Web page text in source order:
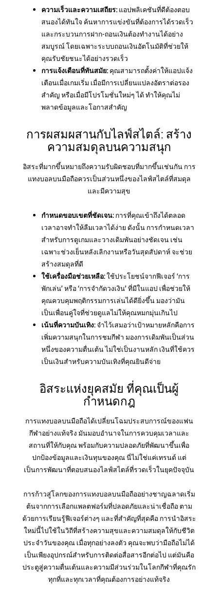
ความเร็วและความเสถียร: แอปพลิเคชันที่ดีต้องตอบ
สนองได้ทันใจ ค้นหาการแข่งขันที่ต้องการได้รวดเร็ว
และกระบวนการฝาก-ถอนเงินต้องทำงานได้อย่าง
สมบูรณ์ โดยเฉพาะระบบถอนเงินอัตโนมัติที่ช่วยให้
คุณรับชัยชนะได้อย่างรวดเร็ว
การแจ้งเตือนที่ทันสมัย: คุณสามารถตั้งค่าให้แอปแจ้ง
เตือนเมื่อเกมเริ่ม เมื่อมีการเปลี่ยนแปลงอัตราต่อรอง
สำคัญ หรือเมื่อมีโปรโมชั่นใหม่ๆ ได้ ทำให้คุณไม่
พลาดข้อมูลและโอกาสสำคัญ
การผสมผสานกับไลฟ์สไตล์: สร้าง
ความสมดุลบนความสนุก
อิสระที่มากขึ้นหมายถึงความรับผิดชอบที่มากขึ้นเช่นกัน การ
แทงบอลบนมือถือควรเป็นส่วนหนึ่งของไลฟ์สไตล์ที่สมดุล
และมีความสุข
กำหนดขอบเขตที่ชัดเจน: การที่คุณเข้าถึงได้ตลอด
เวลาอาจทำให้ลืมเวลาได้ง่าย ดังนั้น การกำหนดเวลา
สำหรับการดูเกมและวางเดิมพันอย่างชัดเจน เช่น
เฉพาะช่วงเย็นหลังเลิกงานหรือวันสุดสัปดาห์ จะช่วย
สร้างสมดุลที่ดี
ใช้เครื่องมือช่วยเหลือ:ใช้ประโยชน์จากฟีเจอร์ ‘การ
พักเล่น’ หรือ ‘การจำกัดวงเงิน’ ที่มีในแอป เพื่อช่วยให้
คุณควบคุมพฤติกรรมการเล่นได้ดียิ่งขึ้น มองว่ามัน
เป็นเพื่อนคู่ใจที่ช่วยดูแลไม่ให้คุณหมกมุ่นเกินไป
เน้นที่ความบันเทิง:จำไว้เสมอว่าเป้าหมายหลักคือการ
เพิ่มความสนุกในการชมกีฬา มองการเดิมพันเป็นส่วน
หนึ่งของความตื่นเต้น ไม่ใช่เป็นงานหลัก เงินที่ใช้ควร
เป็นเงินสำหรับความบันเทิงที่คุณยินดีจ่าย
อิสระแห่งยุคสมัย ที่คุณเป็นผู้
กำหนดกฎ
การแทงบอลบนมือถือได้เปลี่ยนโฉมประสบการณ์ของแฟน
กีฬาอย่างแท้จริง มันมอบอำนาจในการควบคุมเวลาและ
สถานที่ให้กับคุณ พร้อมกับความปลอดภัยที่พัฒนาขึ้นเพื่อ
ปกป้องข้อมูลและเงินทุนของคุณ นี่ไม่ใช่แค่เทรนด์ แต่
เป็นการพัฒนาที่ตอบสนองไลฟ์สไตล์ที่รวดเร็วในยุคปัจจุบัน
การก้าวสู่โลกของการแทงบอลบนมือถืออย่างชาญฉลาดเริ่ม
ต้นจากการเลือกแพลตฟอร์มที่ปลอดภัยและน่าเชื่อถือ ตาม
ด้วยการเรียนรู้ฟีเจอร์ต่างๆ และที่สำคัญที่สุดคือ การนำอิสระ
ใหม่นี้ไปใช้ในวิถีที่สร้างความสุขและความสมดุลให้กับชีวิต
ประจำวันของคุณ เมื่อทุกอย่างลงตัว คุณจะพบว่ามือถือไม่ได้
เป็นเพียงอุปกรณ์สำหรับการติดต่อสื่อสารอีกต่อไป แต่มันคือ
ประตูสู่ความตื่นเต้นและความมีส่วนร่วมในโลกกีฬาที่คุณรัก
ทุกที่และทุกเวลาที่คุณต้องการอย่างแท้จริง